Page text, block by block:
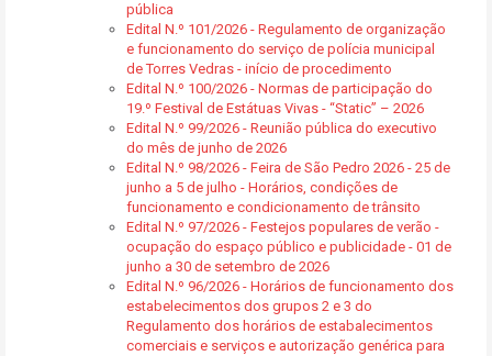
pública
Edital N.º 101/2026 - Regulamento de organização
e funcionamento do serviço de polícia municipal
de Torres Vedras - início de procedimento
Edital N.º 100/2026 - Normas de participação do
19.º Festival de Estátuas Vivas - “Static” – 2026
Edital N.º 99/2026 - Reunião pública do executivo
do mês de junho de 2026
Edital N.º 98/2026 - Feira de São Pedro 2026 - 25 de
junho a 5 de julho - Horários, condições de
funcionamento e condicionamento de trânsito
Edital N.º 97/2026 - Festejos populares de verão -
ocupação do espaço público e publicidade - 01 de
junho a 30 de setembro de 2026
Edital N.º 96/2026 - Horários de funcionamento dos
estabelecimentos dos grupos 2 e 3 do
Regulamento dos horários de estabalecimentos
comerciais e serviços e autorização genérica para